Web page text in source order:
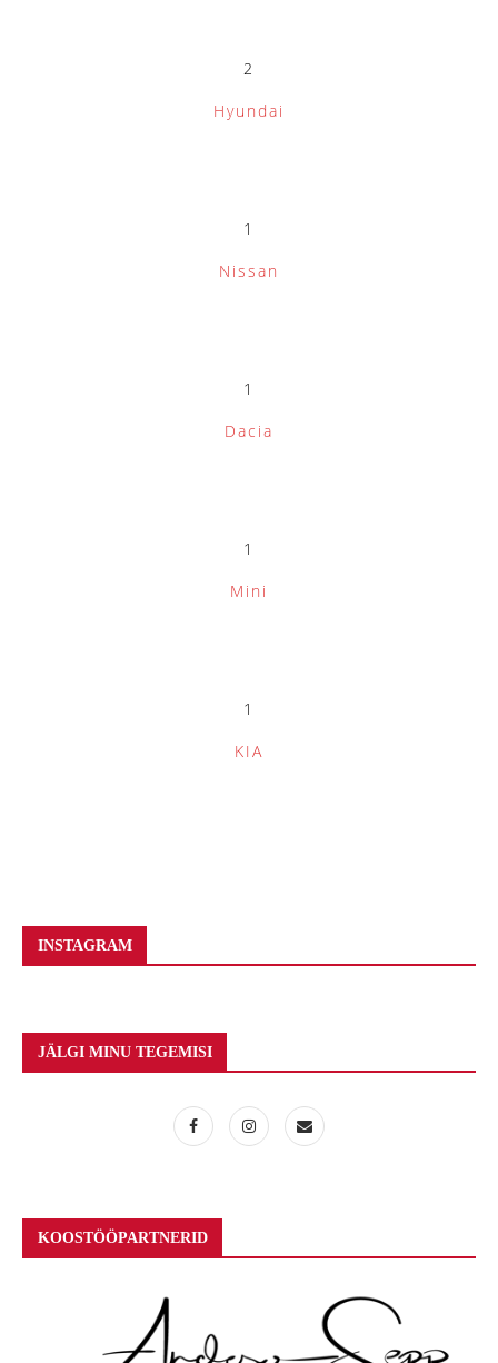
2
Hyundai
1
Nissan
1
Dacia
1
Mini
1
KIA
INSTAGRAM
JÄLGI MINU TEGEMISI
KOOSTÖÖPARTNERID